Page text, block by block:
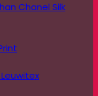
Chanel Silk